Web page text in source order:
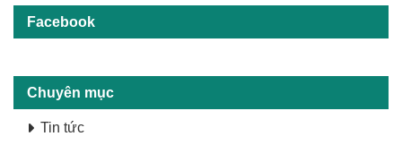
Facebook
Chuyên mục
Tin tức